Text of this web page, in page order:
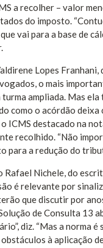
a recolher – valor
do imposto.
vai para a base de
Lopes
o mais
ampliada. Mas ela
como o acórdão deixa
ICMS destacado na
recolhido. “Não
para a redução do
Rafael Nichele, do
é relevante por
que discutir por
de Consulta 13
diz. “Mas a norma é
à aplicação